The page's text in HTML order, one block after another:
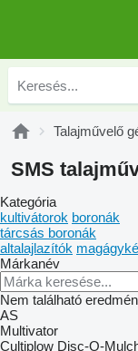
Talajművelő
SMS
Kategória
kultivátorok boronák
tárcsás boronák
altalajlazítók
Márkanév
Nem található
AS
Multivator
Cultiplow Disc-O-